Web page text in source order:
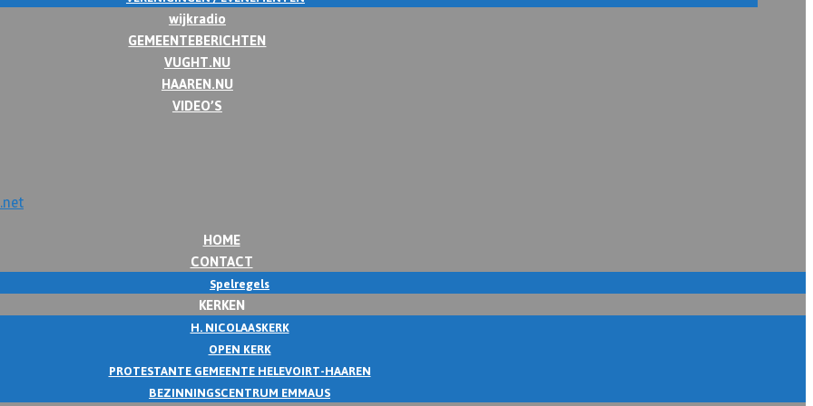
wijkradio
GEMEENTEBERICHTEN
VUGHT.NU
HAAREN.NU
VIDEO’S
HOME
CONTACT
Spelregels
KERKEN
H. NICOLAASKERK
OPEN KERK
PROTESTANTE GEMEENTE HELEVOIRT-HAAREN
BEZINNINGSCENTRUM EMMAUS